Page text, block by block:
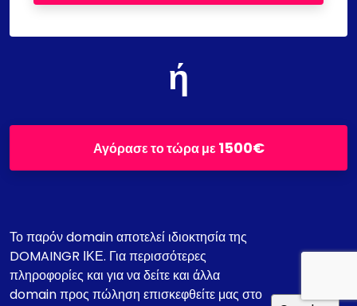
ή
Αγόρασε το τώρα με1500€
Το παρόν domain αποτελεί ιδιοκτησία της
DOMAINGR ΙΚΕ. Για περισσότερες
πληροφορίες και για να δείτε και άλλα
domain προς πώληση επισκεφθείτε μας στο